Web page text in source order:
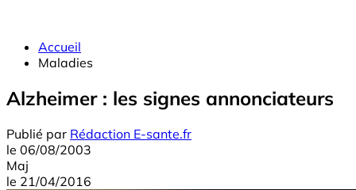
Accueil
Maladies
Alzheimer : les signes annonciateurs
Publié par Rédaction E-sante.fr
le 06/08/2003
Maj
le 21/04/2016